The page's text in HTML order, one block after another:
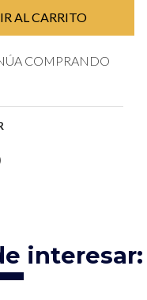
COMPRANDO
interesar: